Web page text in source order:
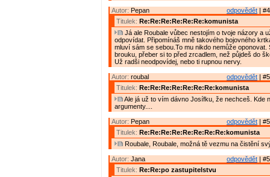
odpovědět |
Autor: Pepan
Titulek: Re:Re:Re:Re:Re:Re:komunista
Já ale Roubale vůbec nestojím o tvoje názory a
odpovídat. Připomínáš mně takového bojovného
mluví sám se sebou.To mu nikdo nemůže oponovat.
brouku, přeber si to před zrcadlem, než půjdeš do
Už radši neodpovídej, nebo ti rupnou nervy.
odpovědět |
Autor: roubal
Titulek: Re:Re:Re:Re:Re:Re:Re:komunista
Ale já už to vím dávno Josífku, že nechceš. Kde
argumenty....
odpovědět |
Autor: Pepan
Titulek: Re:Re:Re:Re:Re:Re:Re:Re:komunista
Roubale, Roubale, možná tě vezmu na čistění
odpovědět |
Autor: Jana
Titulek: Re:Re:po zastupitelstvu